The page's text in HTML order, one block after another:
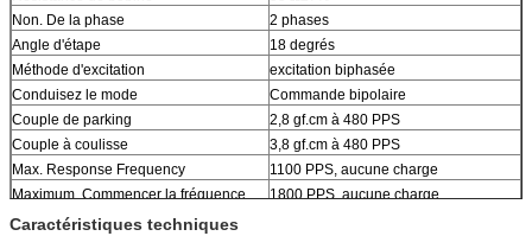
Non. De la phase
2 phases
Angle d'étape
18 degrés
Méthode d'excitation
excitation biphasée
Conduisez le mode
Commande bipolaire
Couple de parking
2,8 gf.cm à 480 PPS
Couple à coulisse
3,8 gf.cm à 480 PPS
Max. Response Frequency
1100 PPS, aucune charge
Maximum. Commencer la fréquence
1800 PPS, aucune charge
Classe d'isolation
Caractéristiques techniques